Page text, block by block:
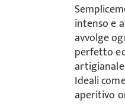
intenso e
avvolge
perfetto
Ideali
aperitivo